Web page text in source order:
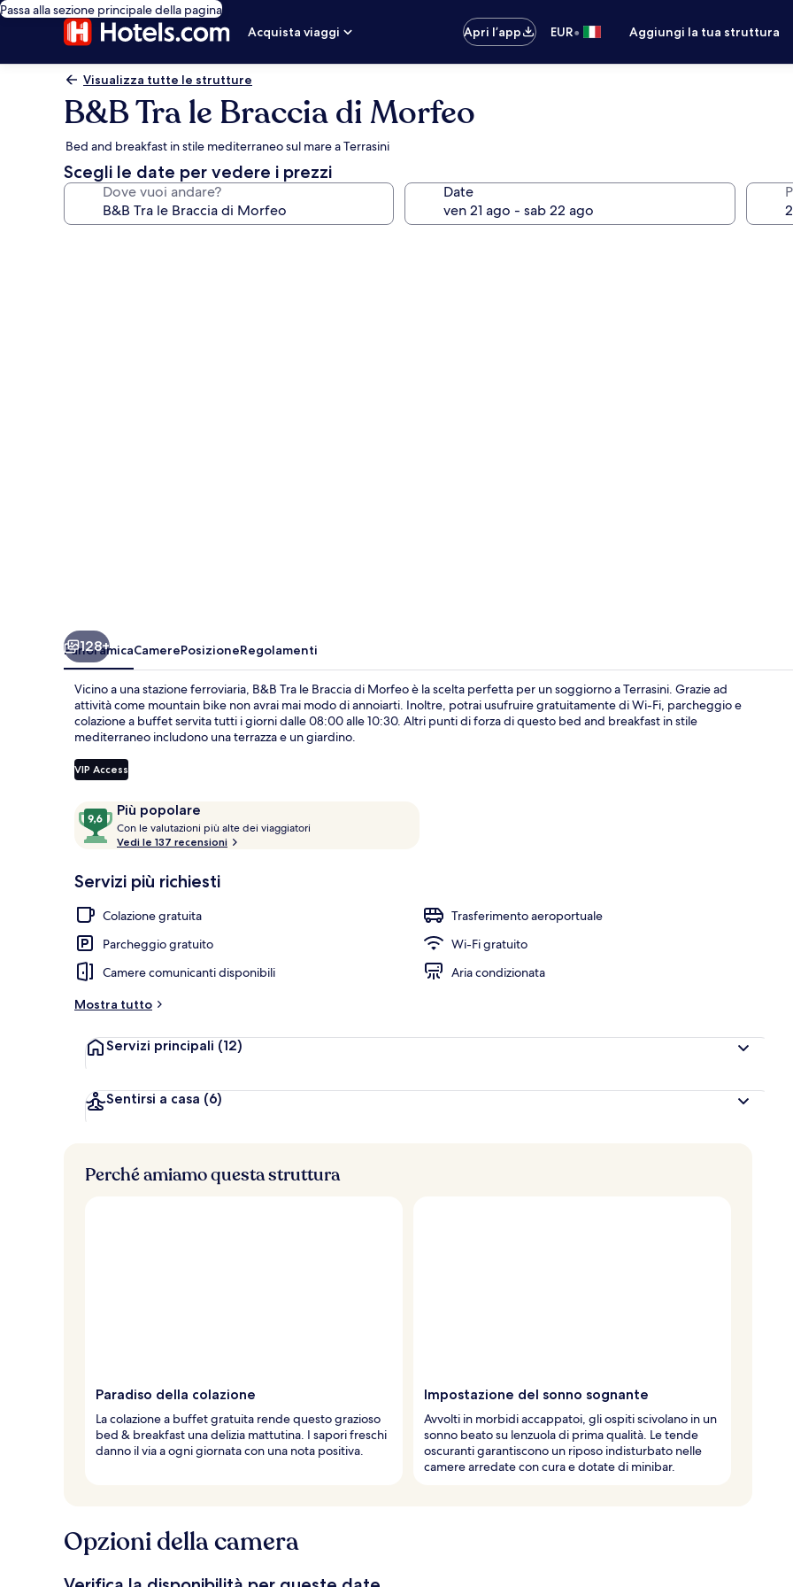
Passa alla sezione principale della pagina
Acquista viaggi
Apri l’app EUR• Aggiungi la tua struttura
Visualizza tutte le strutture
B&B Tra le Braccia di Morfeo
Bed and breakfast in stile mediterraneo sul mare a Terrasini
Scegli le date per vedere i prezzi
Dove vuoi andare? Date
128+
PanoramicaCamerePosizioneRegolamenti
Vicino a una stazione ferroviaria, B&B Tra le Braccia di Morfeo è la scelta perfetta per un soggiorno a Terrasini. Grazie ad
attività come mountain bike non avrai mai modo di annoiarti. Inoltre, potrai usufruire gratuitamente di Wi-Fi, parcheggio e
colazione a buffet servita tutti i giorni dalle 08:00 alle 10:30. Altri punti di forza di questo bed and breakfast in stile
mediterraneo includono una terrazza e un giardino.
VIP Access
RecensioniPiù popolare
9,6
su
10,
popolare
Con le valutazioni più alte dei viaggiatori
z
i
a
t
Vedi le 137 recensioni
Servizi più richiesti
Colazione gratuita
Trasferimento aeroportuale
Parcheggio gratuito
Wi-Fi gratuito
Camere comunicanti disponibili
Aria condizionata
Mostra tutto
Servizi principali (12)
Sentirsi a casa (6)
Perché amiamo questa struttura
Paradiso della colazione
La colazione a buffet gratuita rende questo grazioso
bed & breakfast una delizia mattutina. I sapori freschi
danno il via a ogni giornata con una nota positiva.
Impostazione del sonno sognante
Avvolti in morbidi accappatoi, gli ospiti scivolano in un
sonno beato su lenzuola di prima qualità. Le tende
oscuranti garantiscono un riposo indisturbato nelle
camere arredate con cura e dotate di minibar.
Opzioni della camera